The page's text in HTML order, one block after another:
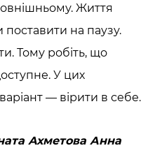
Життя
на паузу.
Тому робіть, що
У цих
— вірити в себе.
Ахметова Анна